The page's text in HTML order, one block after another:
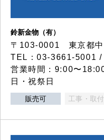
鈴新金物（有）
〒103-0001 東京都中
TEL：03-3661-5001
営業時間：9:00〜
日・祝祭日
販売可 工事・取